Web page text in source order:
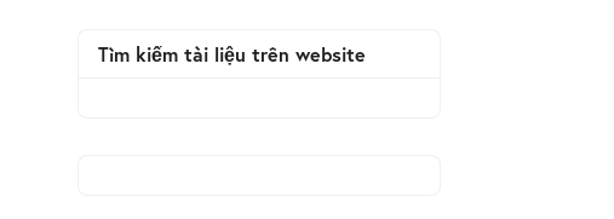
Tìm kiếm tài liệu trên website